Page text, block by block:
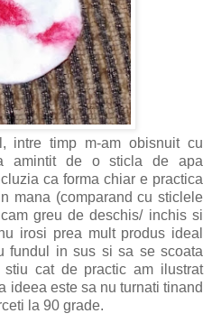
intre timp m-am obisnuit cu
amintit de o sticla de apa
ca forma chiar e practica
mana (comparand cu sticlele
greu de deschis/ inchis si
irosi prea mult produs ideal
fundul in sus si sa se scoata
cat de practic am ilustrat
ideea este sa nu turnati tinand
la 90 grade.